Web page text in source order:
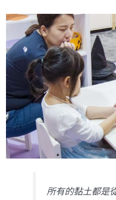
所有的黏土都是